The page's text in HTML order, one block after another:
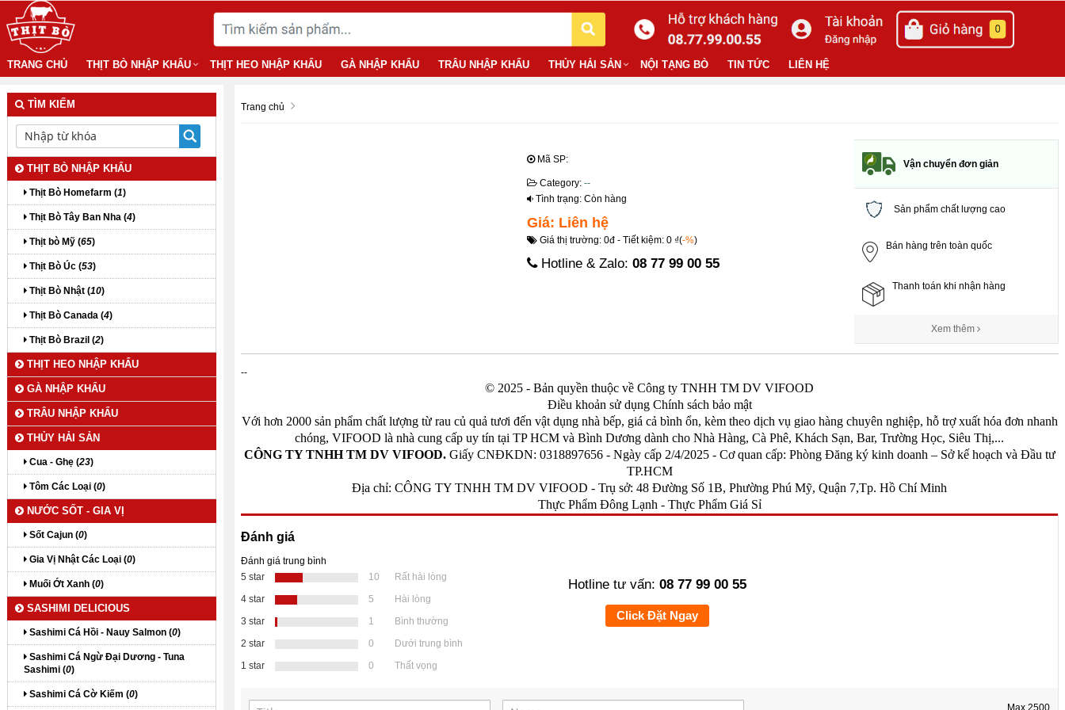
TRANG CHỦ THỊT BÒ NHẬP KHẨU THỊT HEO NHẬP KHẨU GÀ NHẬP KHẨU TRÂU NHẬP KHẨU THỦY HẢI SẢN NỘI TẠNG BÒ TIN TỨC LIÊN HỆ
Trang chủ
Mã SP:
Category: --
Tình trạng: Còn hàng
Giá: Liên hệ
Giá thị trường: 0đ - Tiết kiệm: 0 ₫(-%)
Hotline & Zalo: 08 77 99 00 55
Vận chuyển đơn giản
Sản phẩm chất lượng cao
Bán hàng trên toàn quốc
Thanh toán khi nhận hàng
Xem thêm
--
© 2025 - Bản quyền thuộc về Công ty TNHH TM DV VIFOOD
Điều khoản sử dụng Chính sách bảo mật
Với hơn 2000 sản phẩm chất lượng từ rau củ quả tươi đến vật dụng nhà bếp, giá cả bình ổn, kèm theo dịch vụ giao hàng chuyên nghiệp, hỗ trợ xuất hóa đơn nhanh
chóng, VIFOOD là nhà cung cấp uy tín tại TP HCM và Bình Dương dành cho Nhà Hàng, Cà Phê, Khách Sạn, Bar, Trường Học, Siêu Thị,...
CÔNG TY TNHH TM DV VIFOOD.Giấy CNĐKDN: 0318897656 - Ngày cấp 2/4/2025 - Cơ quan cấp: Phòng Đăng ký kinh doanh – Sở kế hoạch và Đầu tư
TP.HCM
Địa chỉ: CÔNG TY TNHH TM DV VIFOOD - Trụ sở: 48 Đường Số 1B, Phường Phú Mỹ, Quận 7,Tp. Hồ Chí Minh
Thực Phẩm Đông Lạnh - Thực Phẩm Giá Sỉ
Đánh giá
Đánh giá trung bình
5 star
10
Rất hài lòng
4 star
5
Hài lòng
3 star
1
Bình thường
2 star
0
Dưới trung bình
1 star
0 Thất vọng
Hotline tư vấn:08 77 99 00 55
Click Đặt Ngay
Max 2500
TÌM KIẾM
THỊT BÒ NHẬP KHẨU
Thịt Bò Homefarm (1)
Thịt Bò Tây Ban Nha (4)
Thịt bò Mỹ (65)
Thịt Bò Úc (53)
Thịt Bò Nhật (10)
Thịt Bò Canada (4)
Thịt Bò Brazil (2)
THỊT HEO NHẬP KHẨU
GÀ NHẬP KHẨU
TRÂU NHẬP KHẨU
THỦY HẢI SẢN
Cua - Ghẹ (23)
Tôm Các Loại (0)
NƯỚC SỐT - GIA VỊ
Sốt Cajun (0)
Gia Vị Nhật Các Loại (0)
Muối Ớt Xanh (0)
SASHIMI DELICIOUS
Sashimi Cá Hồi - Nauy Salmon (0)
Sashimi Cá Ngừ Đại Dương - Tuna
Sashimi (0)
Sashimi Cá Cờ Kiếm (0)